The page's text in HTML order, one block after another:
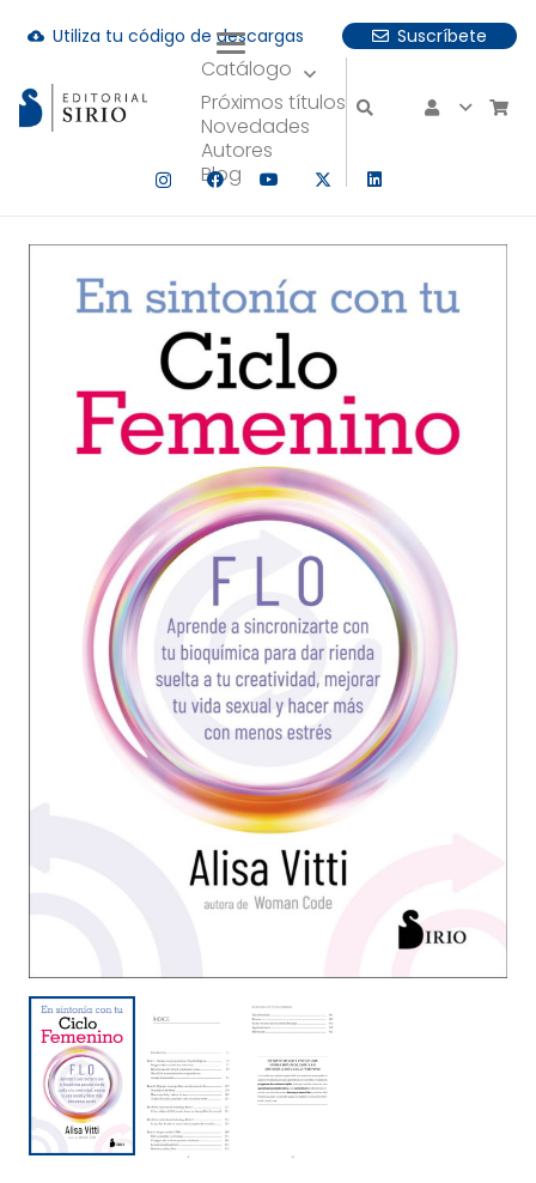
cloud_download Utiliza tu código de descargas Suscríbete
Catálogo
Próximos títulos
Novedades
Autores
Blog
hay resultados autocompletados, puedes utilizar las